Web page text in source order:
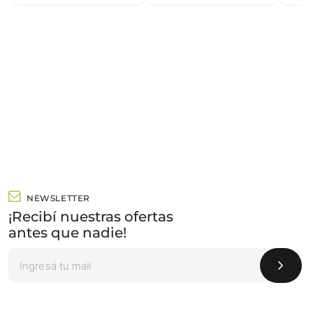
NEWSLETTER
¡Recibí nuestras ofertas
antes que nadie!